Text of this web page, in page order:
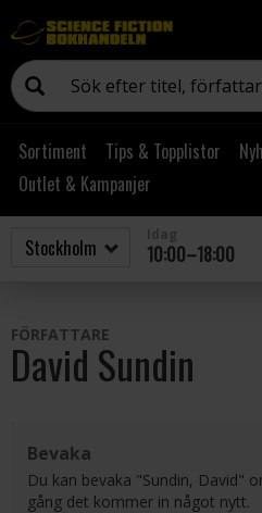
Sortiment Tips & Topplistor
Outlet & Kampanjer
10:00–18:00
FÖRFATTARE
David Sundin
Bevaka
Du kan bevaka "Sundin, David"
gång det kommer in något nytt.